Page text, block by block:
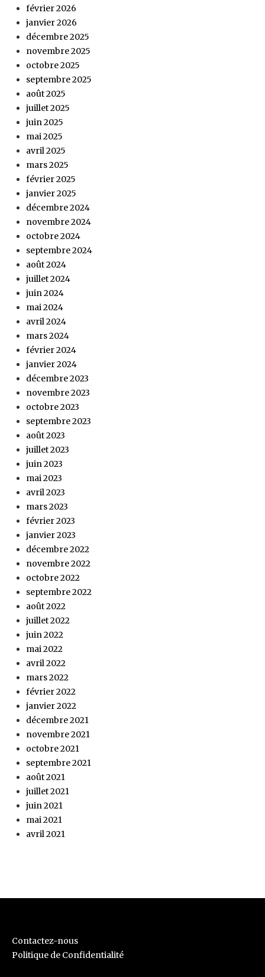
février 2026
janvier 2026
décembre 2025
novembre 2025
octobre 2025
septembre 2025
août 2025
juillet 2025
juin 2025
mai 2025
avril 2025
mars 2025
février 2025
janvier 2025
décembre 2024
novembre 2024
octobre 2024
septembre 2024
août 2024
juillet 2024
juin 2024
mai 2024
avril 2024
mars 2024
février 2024
janvier 2024
décembre 2023
novembre 2023
octobre 2023
septembre 2023
août 2023
juillet 2023
juin 2023
mai 2023
avril 2023
mars 2023
février 2023
janvier 2023
décembre 2022
novembre 2022
octobre 2022
septembre 2022
août 2022
juillet 2022
juin 2022
mai 2022
avril 2022
mars 2022
février 2022
janvier 2022
décembre 2021
novembre 2021
octobre 2021
septembre 2021
août 2021
juillet 2021
juin 2021
mai 2021
avril 2021
Contactez-nous
Politique de Confidentialité